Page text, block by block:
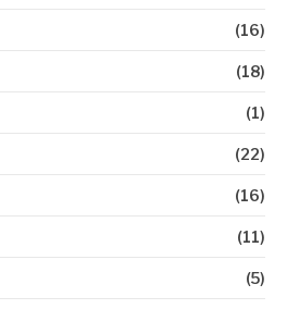
(16)
(18)
(1)
(22)
(16)
(11)
(5)